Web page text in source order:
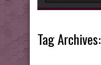
Tag Archives: